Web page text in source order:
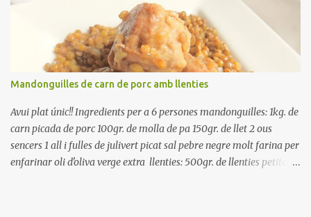
ben escorreguts, en un bol, amb la resta d'ingredients: les tomates,
el pebrot, la ceba, (escorreguda), les olives i la tonyina esmicolada.
Amaniu amb sal i oli... bon profit!!
Mandonguilles de carn de porc amb llenties
Avui plat únic!! Ingredients per a 6 persones mandonguilles: 1kg. de
carn picada de porc 100gr. de molla de pa 150gr. de llet 2 ous
sencers 1 all i fulles de julivert picat sal pebre negre molt farina per
enfarinar oli d'oliva verge extra llenties: 500gr. de llenties petites